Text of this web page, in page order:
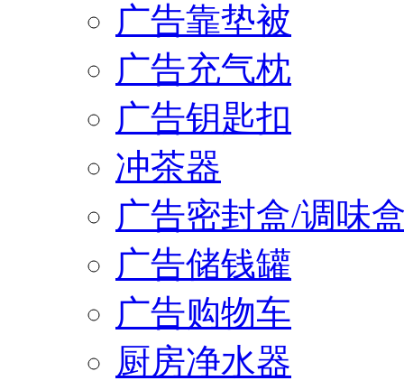
广告靠垫被
广告充气枕
广告钥匙扣
冲茶器
广告密封盒/调味
广告储钱罐
广告购物车
厨房净水器